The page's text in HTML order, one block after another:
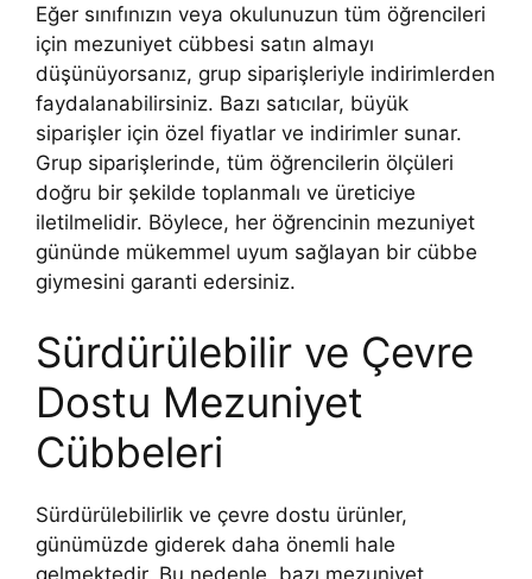
Eğer sınıfınızın veya okulunuzun tüm öğrencileri
için mezuniyet cübbesi satın almayı
düşünüyorsanız, grup siparişleriyle indirimlerden
faydalanabilirsiniz. Bazı satıcılar, büyük
siparişler için özel fiyatlar ve indirimler sunar.
Grup siparişlerinde, tüm öğrencilerin ölçüleri
doğru bir şekilde toplanmalı ve üreticiye
iletilmelidir. Böylece, her öğrencinin mezuniyet
gününde mükemmel uyum sağlayan bir cübbe
giymesini garanti edersiniz.
Sürdürülebilir ve Çevre
Dostu Mezuniyet
Cübbeleri
Sürdürülebilirlik ve çevre dostu ürünler,
günümüzde giderek daha önemli hale
gelmektedir. Bu nedenle, bazı mezuniyet